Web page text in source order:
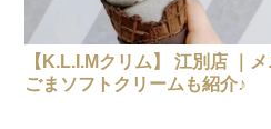
【K.L.I.Mクリム】 江別店 ｜
ごまソフトクリームも紹介♪